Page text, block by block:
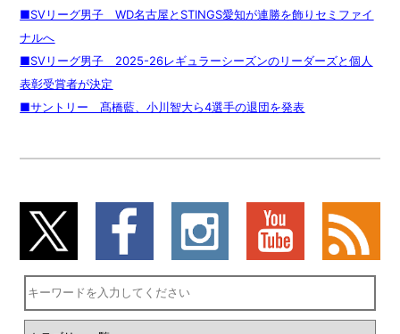
■SVリーグ男子 WD名古屋とSTINGS愛知が連勝を飾りセミファイ
ナルへ
■SVリーグ男子 2025-26レギュラーシーズンのリーダーズと個人
表彰受賞者が決定
■サントリー 髙橋藍、小川智大ら4選手の退団を発表